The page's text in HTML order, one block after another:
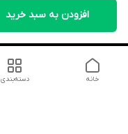
افزودن به سبد خرید
دسته‌بندی خانه